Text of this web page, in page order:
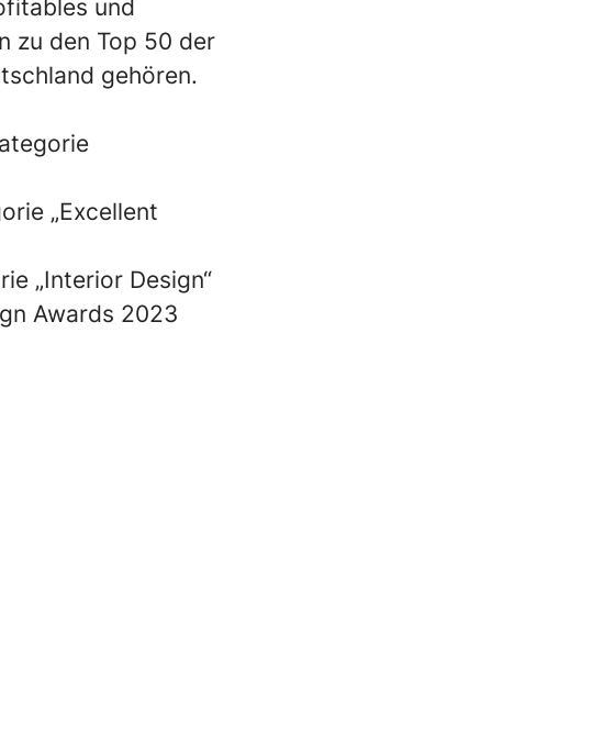
und
zu den Top 50 der
gehören.
„Excellent
„Interior Design“
Awards 2023